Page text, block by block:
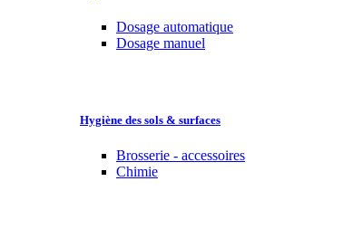
Dosage automatique
Dosage manuel
Hygiène des sols & surfaces
Brosserie - accessoires
Chimie